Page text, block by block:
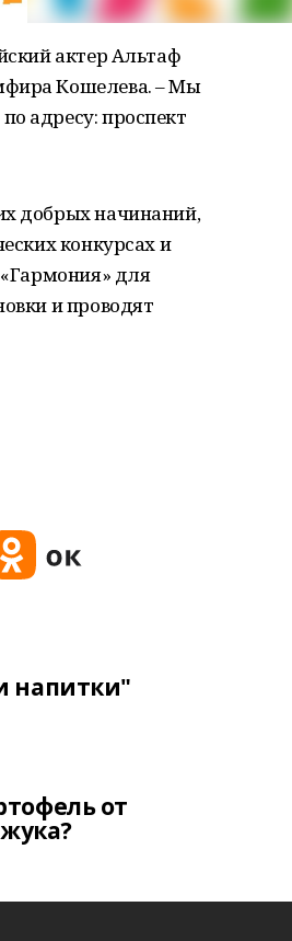
актер Альтаф
Кошелева. – Мы
адресу: проспект
добрых начинаний,
конкурсах и
для
и проводят
напитки"
от